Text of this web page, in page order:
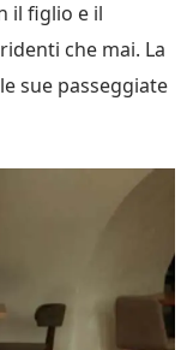
il figlio e il
che mai. La
sue passeggiate